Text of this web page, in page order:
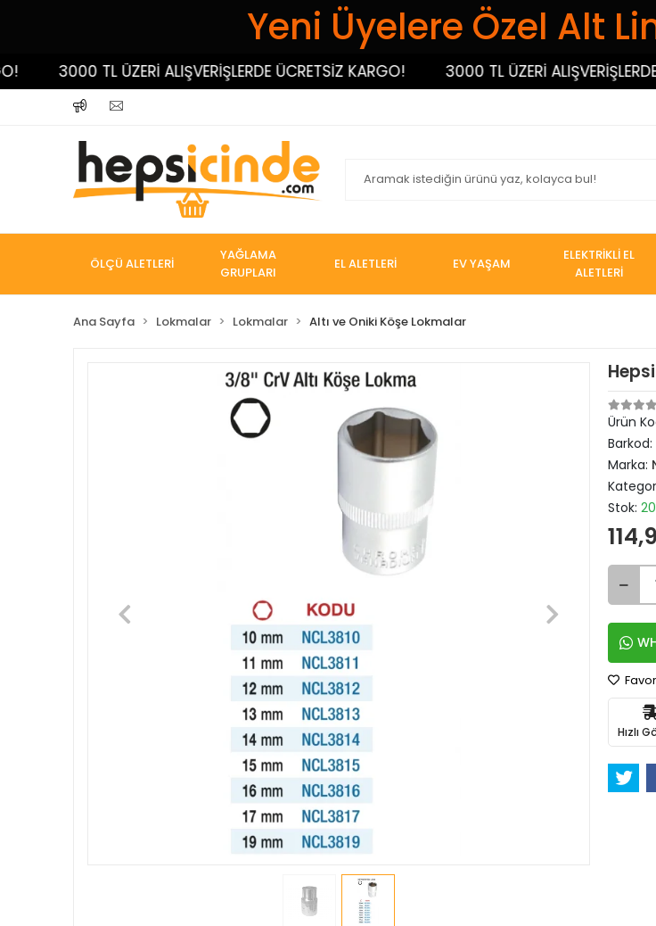
Yeni Üyelere Özel Alt
3000 TL ÜZERİ ALIŞVERİŞLERDE ÜCRETSİZ KARGO! 3000 TL ÜZERİ ALIŞVERİŞLERDE
ÖLÇÜ ALETLERİ
YAĞLAMA
GRUPLARI
EL ALETLERİ EV YAŞAM
ELEKTRİKLİ EL
ALETLERİ
Ana Sayfa Lokmalar Lokmalar Altı ve Oniki Köşe Lokmalar
Ürün
Barkod:
Marka:
Stok:
Hızlı